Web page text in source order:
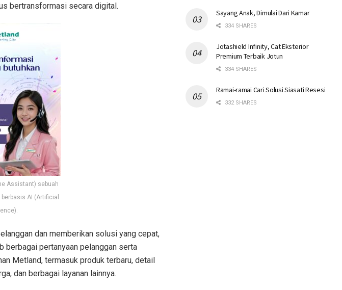
bertransformasi secara digital.
Assistant) sebuah
AI (Artificial
dan memberikan solusi yang cepat,
berbagai pertanyaan pelanggan serta
Metland, termasuk produk terbaru, detail
dan berbagai layanan lainnya.
Sayang Anak, Dimulai Dari Kamar
334 SHARES
Jotashield Infinity, Cat Eksterior
Premium Terbaik Jotun
334 SHARES
Ramai-ramai Cari Solusi Siasati Resesi
332 SHARES